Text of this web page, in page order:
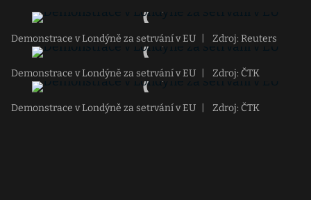
Demonstrace v Londýně za setrvání v EU Zdroj: Reuters
Demonstrace v Londýně za setrvání v EU Zdroj: ČTK
Demonstrace v Londýně za setrvání v EU Zdroj: ČTK